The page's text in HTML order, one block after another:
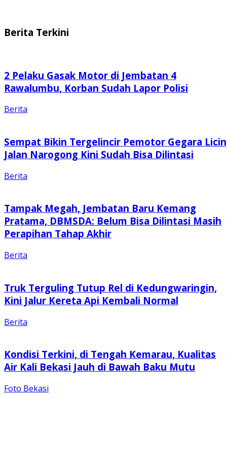
Berita Terkini
2 Pelaku Gasak Motor di Jembatan 4
Rawalumbu, Korban Sudah Lapor Polisi
Berita
Sempat Bikin Tergelincir Pemotor Gegara
Jalan Narogong Kini Sudah Bisa Dilintasi
Berita
Tampak Megah, Jembatan Baru Kemang
Pratama, DBMSDA: Belum Bisa Dilintasi Masih
Perapihan Tahap Akhir
Berita
Truk Terguling Tutup Rel di Kedungwaringin,
Kini Jalur Kereta Api Kembali Normal
Berita
Kondisi Terkini, di Tengah Kemarau, Kualitas
Air Kali Bekasi Jauh di Bawah Baku Mutu
Foto Bekasi